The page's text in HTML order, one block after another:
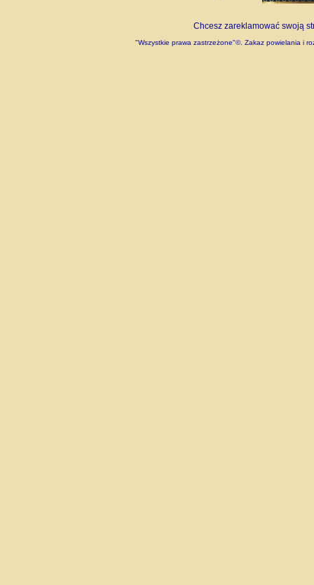
Chcesz zareklamować swoją
"Wszystkie prawa zastrzeżone"©. Zakaz powielania i